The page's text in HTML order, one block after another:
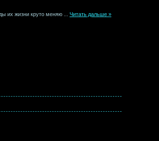
их жизни круто меняю
Читать дальше »